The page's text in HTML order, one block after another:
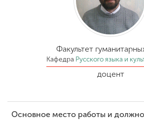
Обучение
Наука
деятельность
Факультет
Кафедра Русского языка и
доцент
Основное место работы и